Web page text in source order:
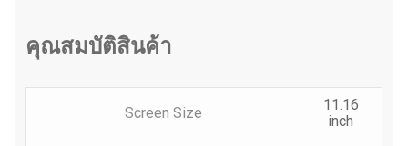
คุณสมบัติสินค้า
Screen Size
11.16
inch